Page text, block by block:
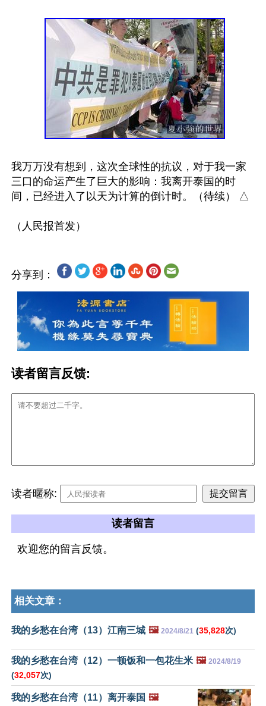
我万万没有想到，这次全球性的抗议，对于我一家
三口的命运产生了巨大的影响：我离开泰国的时
间，已经进入了以天为计算的倒计时。（待续） △
分享到：
读者留言反馈:
读者暱称:
读者留言
欢迎您的留言反馈。
相关文章：
我的乡愁在台湾（13）江南三城 🖼️ 2024/8/21 (35,828次)
我的乡愁在台湾（12）一顿饭和一包花生米 🖼️ 2024/8/19
(32,057次)
我的乡愁在台湾（11）离开泰国 🖼️